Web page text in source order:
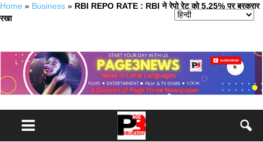
Home » Business » RBI REPO RATE : RBI ने रेपो रेट को 5.25% पर बरकरार
रखा